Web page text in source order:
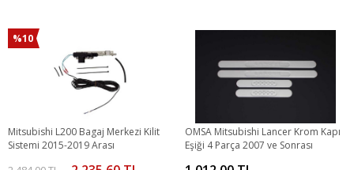
%10
Mitsubishi L200 Bagaj Merkezi Kilit
Sistemi 2015-2019 Arası
OMSA Mitsubishi Lancer Krom Kapı
Eşiği 4 Parça 2007 ve Sonrası